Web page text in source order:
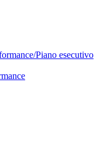
Piano esecutivo